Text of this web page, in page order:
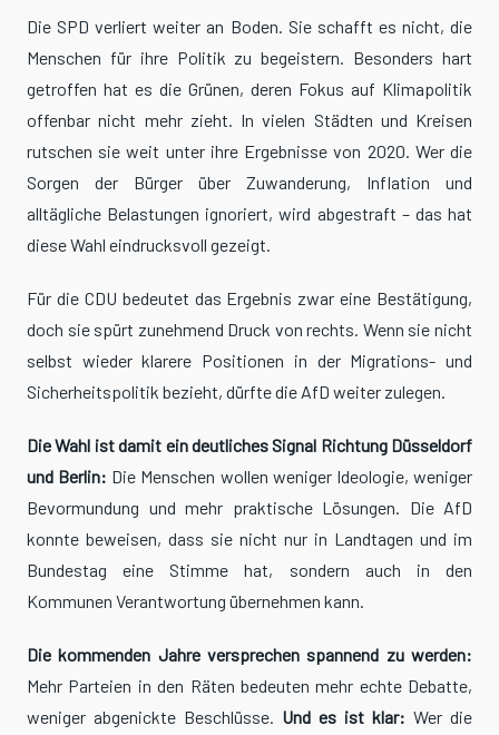
Die SPD verliert weiter an Boden. Sie schafft es nicht, die
Menschen für ihre Politik zu begeistern. Besonders hart
getroffen hat es die Grünen, deren Fokus auf Klimapolitik
offenbar nicht mehr zieht. In vielen Städten und Kreisen
rutschen sie weit unter ihre Ergebnisse von 2020. Wer die
Sorgen der Bürger über Zuwanderung, Inflation und
alltägliche Belastungen ignoriert, wird abgestraft – das hat
diese Wahl eindrucksvoll gezeigt.
Für die CDU bedeutet das Ergebnis zwar eine Bestätigung,
doch sie spürt zunehmend Druck von rechts. Wenn sie nicht
selbst wieder klarere Positionen in der Migrations- und
Sicherheitspolitik bezieht, dürfte die AfD weiter zulegen.
Die Wahl ist damit ein deutliches Signal Richtung Düsseldorf
und Berlin: Die Menschen wollen weniger Ideologie, weniger
Bevormundung und mehr praktische Lösungen. Die AfD
konnte beweisen, dass sie nicht nur in Landtagen und im
Bundestag eine Stimme hat, sondern auch in den
Kommunen Verantwortung übernehmen kann.
Die kommenden Jahre versprechen spannend zu werden:
Mehr Parteien in den Räten bedeuten mehr echte Debatte,
weniger abgenickte Beschlüsse. Und es ist klar: Wer die